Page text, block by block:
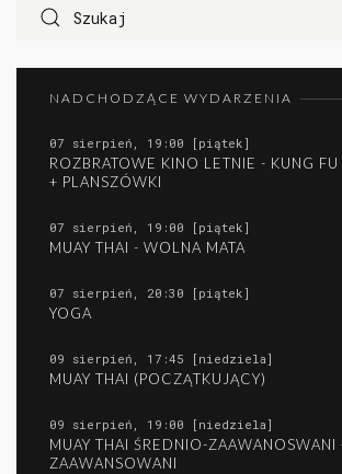
NADCHODZĄCE WYDARZENIA
07 sierpień, 19:00 [piątek]
ROZBRATOWE KINO LETNIE - KUNG
+ PLANSZÓWKI
07 sierpień, 19:00 [piątek]
MUAY THAI - WOLNA MATA
07 sierpień, 20:30 [piątek]
YOGA
09 sierpień, 17:45 [niedziela]
MUAY THAI (POCZĄTKUJĄCY)
09 sierpień, 19:00 [niedziela]
MUAY THAI ŚREDNIO-ZAAWANOSWANI
ZAAWANSOWANI